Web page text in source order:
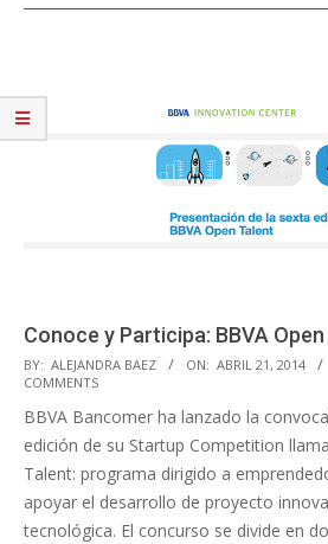
Conoce y Participa: BBVA
2014-
04-
21
BY: ALEJANDRA BAEZ ON: ABRIL 21, 2014
COMMENTS
BBVA Bancomer ha lanzado la
edición de su Startup Competition
Talent: programa dirigido a
apoyar el desarrollo de proyecto
tecnológica. El concurso se divide en